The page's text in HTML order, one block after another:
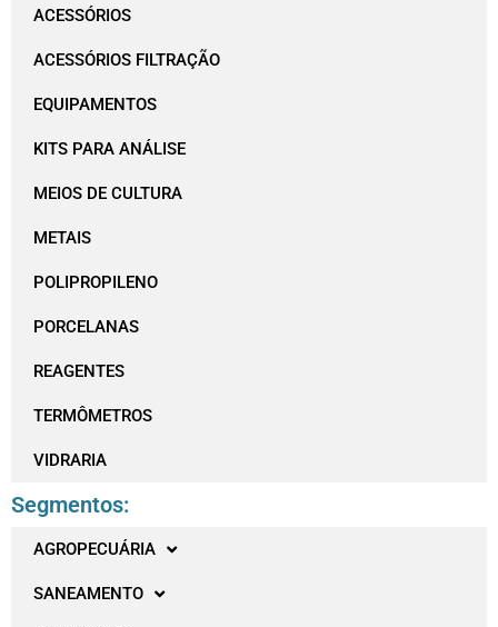
ACESSÓRIOS
ACESSÓRIOS FILTRAÇÃO
EQUIPAMENTOS
KITS PARA ANÁLISE
MEIOS DE CULTURA
METAIS
POLIPROPILENO
PORCELANAS
REAGENTES
TERMÔMETROS
VIDRARIA
Segmentos:
AGROPECUÁRIA
SANEAMENTO